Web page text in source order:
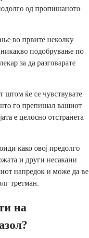
од пропишаното
во првите неколку
подобрување по
за да разговарате
штом ќе се чувствувате
го препишал вашиот
е целосно отстранета
како овој предолго
и други несакани
напредок и може да ве
третман.
на